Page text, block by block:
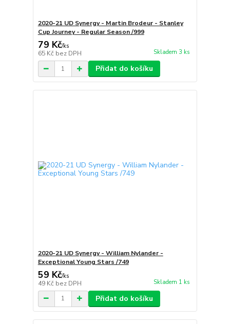
2020-21 UD Synergy - Martin Brodeur - Stanley
Cup Journey - Regular Season /999
79 Kč/ks
65 Kč bez DPH Skladem 3 ks
Přidat do košíku
2020-21 UD Synergy - William Nylander -
Exceptional Young Stars /749
59 Kč/ks
49 Kč bez DPH Skladem 1 ks
Přidat do košíku